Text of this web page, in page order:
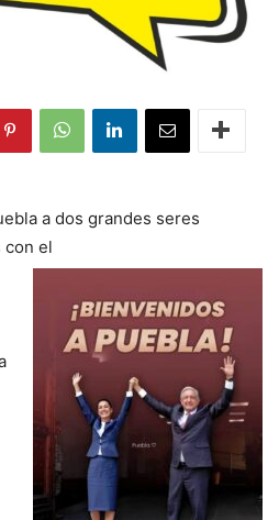
a dos grandes seres
con el